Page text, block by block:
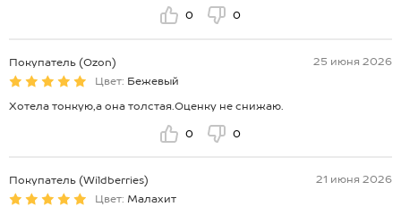
0 0
Покупатель (Ozon)
25 июня 2026
Цвет: Бежевый
Хотела тонкую,а она толстая.Оценку не снижаю.
0 0
Покупатель (Wildberries)
21 июня 2026
Цвет: Малахит